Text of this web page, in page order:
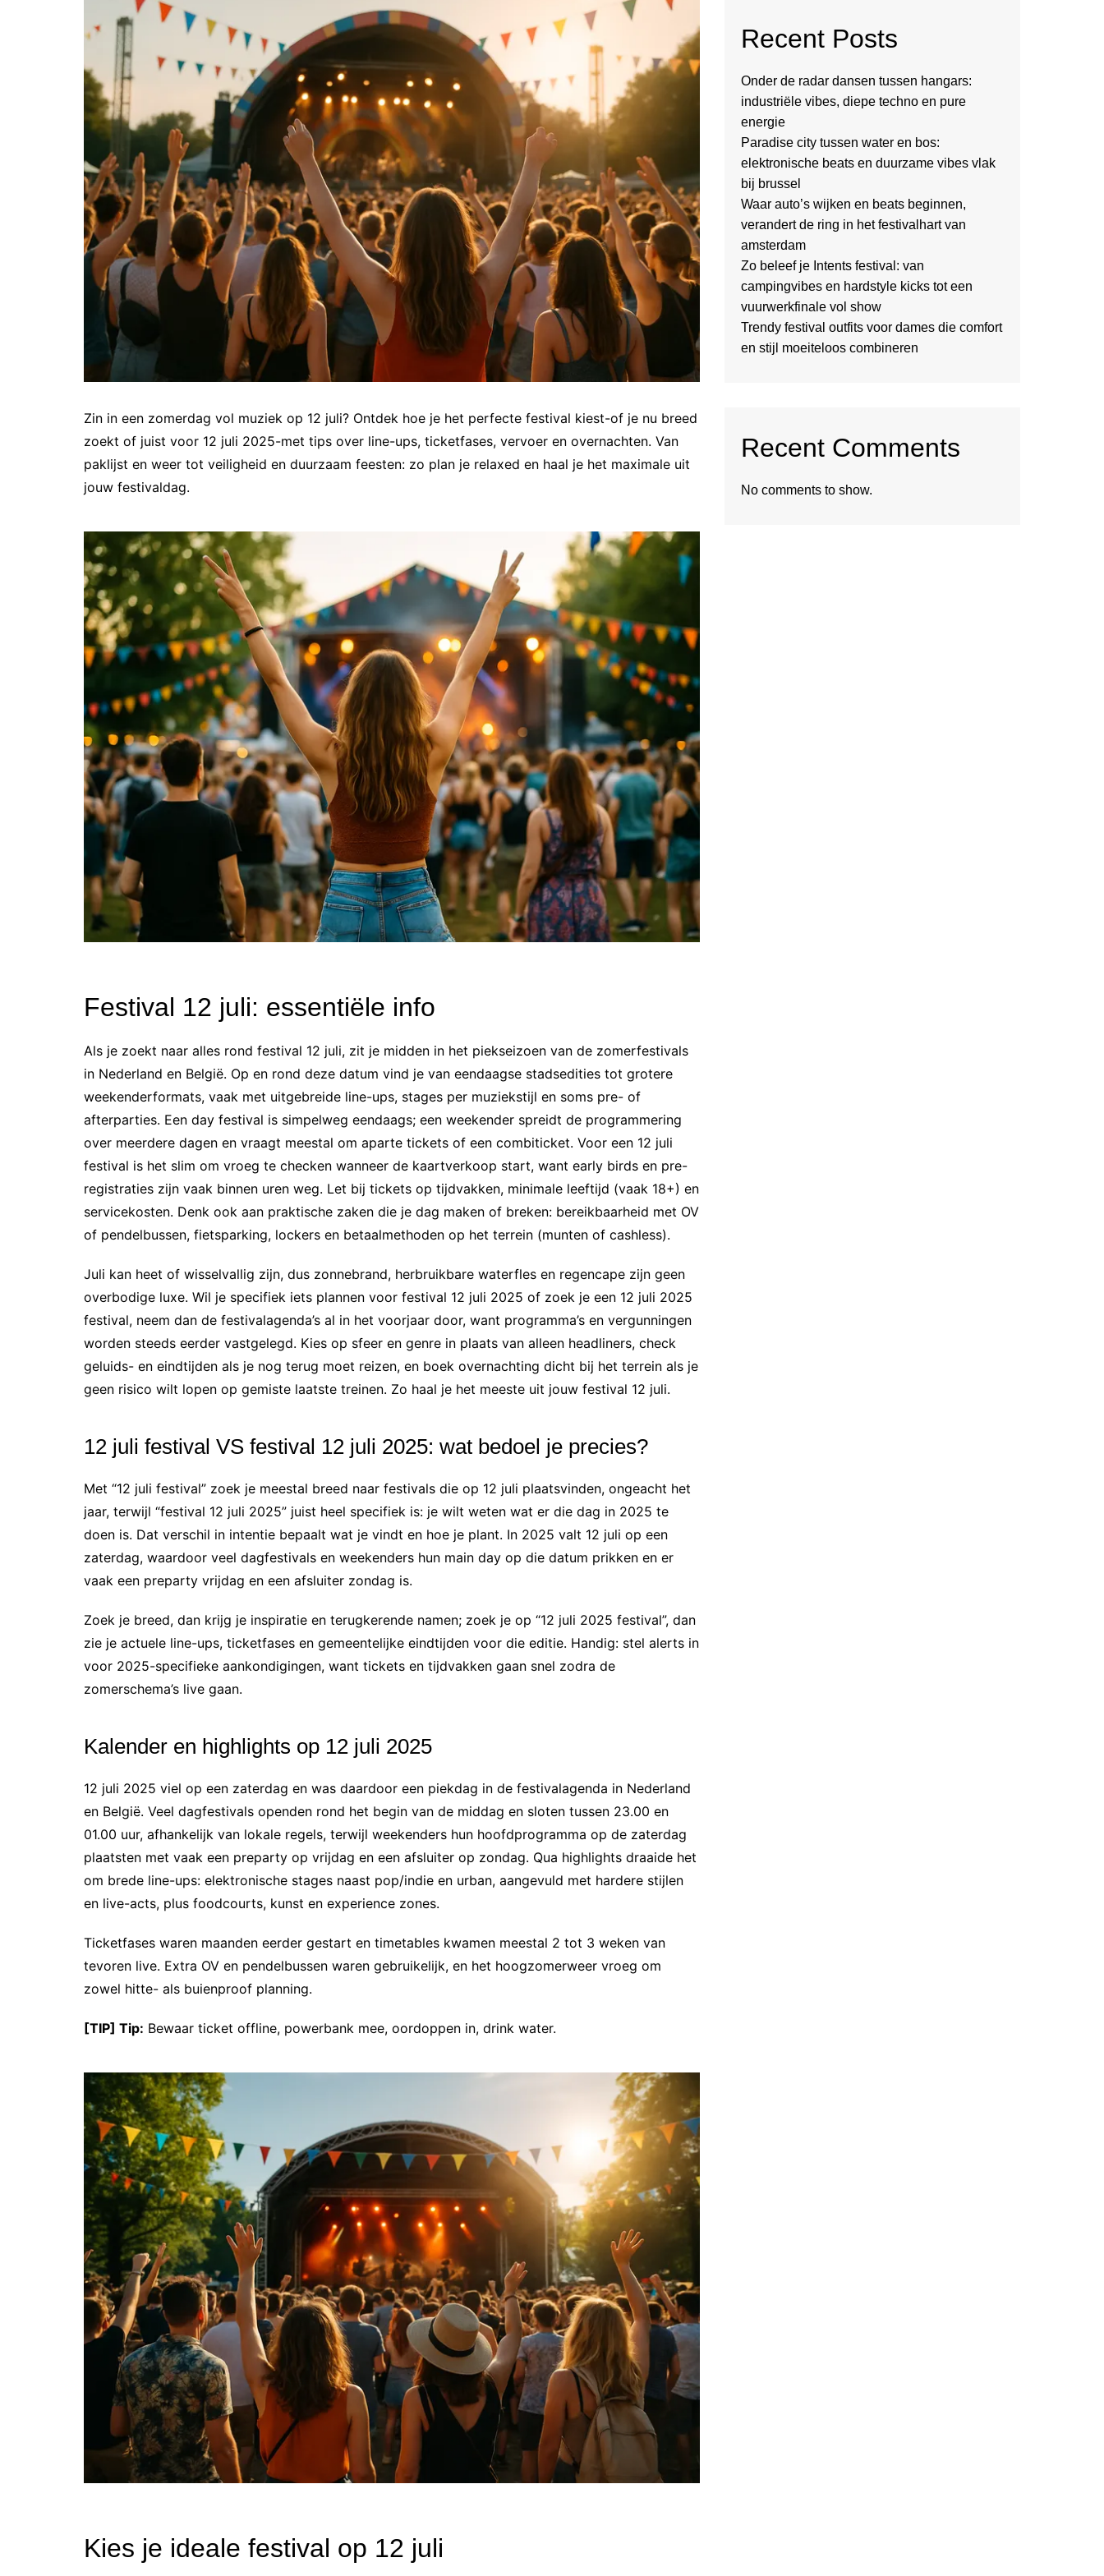
Zin in een zomerdag vol muziek op 12 juli? Ontdek hoe je het perfecte festival kiest-of je nu breed
zoekt of juist voor 12 juli 2025-met tips over line-ups, ticketfases, vervoer en overnachten. Van
paklijst en weer tot veiligheid en duurzaam feesten: zo plan je relaxed en haal je het maximale uit
jouw festivaldag.
Festival 12 juli: essentiële info
Als je zoekt naar alles rond festival 12 juli, zit je midden in het piekseizoen van de zomerfestivals
in Nederland en België. Op en rond deze datum vind je van eendaagse stadsedities tot grotere
weekenderformats, vaak met uitgebreide line-ups, stages per muziekstijl en soms pre- of
afterparties. Een day festival is simpelweg eendaags; een weekender spreidt de programmering
over meerdere dagen en vraagt meestal om aparte tickets of een combiticket. Voor een 12 juli
festival is het slim om vroeg te checken wanneer de kaartverkoop start, want early birds en pre-
registraties zijn vaak binnen uren weg. Let bij tickets op tijdvakken, minimale leeftijd (vaak 18+) en
servicekosten. Denk ook aan praktische zaken die je dag maken of breken: bereikbaarheid met OV
of pendelbussen, fietsparking, lockers en betaalmethoden op het terrein (munten of cashless).
Juli kan heet of wisselvallig zijn, dus zonnebrand, herbruikbare waterfles en regencape zijn geen
overbodige luxe. Wil je specifiek iets plannen voor festival 12 juli 2025 of zoek je een 12 juli 2025
festival, neem dan de festivalagenda’s al in het voorjaar door, want programma’s en vergunningen
worden steeds eerder vastgelegd. Kies op sfeer en genre in plaats van alleen headliners, check
geluids- en eindtijden als je nog terug moet reizen, en boek overnachting dicht bij het terrein als je
geen risico wilt lopen op gemiste laatste treinen. Zo haal je het meeste uit jouw festival 12 juli.
12 juli festival VS festival 12 juli 2025: wat bedoel je precies?
Met “12 juli festival” zoek je meestal breed naar festivals die op 12 juli plaatsvinden, ongeacht het
jaar, terwijl “festival 12 juli 2025” juist heel specifiek is: je wilt weten wat er die dag in 2025 te
doen is. Dat verschil in intentie bepaalt wat je vindt en hoe je plant. In 2025 valt 12 juli op een
zaterdag, waardoor veel dagfestivals en weekenders hun main day op die datum prikken en er
vaak een preparty vrijdag en een afsluiter zondag is.
Zoek je breed, dan krijg je inspiratie en terugkerende namen; zoek je op “12 juli 2025 festival”, dan
zie je actuele line-ups, ticketfases en gemeentelijke eindtijden voor die editie. Handig: stel alerts in
voor 2025-specifieke aankondigingen, want tickets en tijdvakken gaan snel zodra de
zomerschema’s live gaan.
Kalender en highlights op 12 juli 2025
12 juli 2025 viel op een zaterdag en was daardoor een piekdag in de festivalagenda in Nederland
en België. Veel dagfestivals openden rond het begin van de middag en sloten tussen 23.00 en
01.00 uur, afhankelijk van lokale regels, terwijl weekenders hun hoofdprogramma op de zaterdag
plaatsten met vaak een preparty op vrijdag en een afsluiter op zondag. Qua highlights draaide het
om brede line-ups: elektronische stages naast pop/indie en urban, aangevuld met hardere stijlen
en live-acts, plus foodcourts, kunst en experience zones.
Ticketfases waren maanden eerder gestart en timetables kwamen meestal 2 tot 3 weken van
tevoren live. Extra OV en pendelbussen waren gebruikelijk, en het hoogzomerweer vroeg om
zowel hitte- als buienproof planning.
[TIP] Tip: Bewaar ticket offline, powerbank mee, oordoppen in, drink water.
Kies je ideale festival op 12 juli
Recent Posts
Onder de radar dansen tussen hangars:
industriële vibes, diepe techno en pure
energie
Paradise city tussen water en bos:
elektronische beats en duurzame vibes vlak
bij brussel
Waar auto’s wijken en beats beginnen,
verandert de ring in het festivalhart van
amsterdam
Zo beleef je Intents festival: van
campingvibes en hardstyle kicks tot een
vuurwerkfinale vol show
Trendy festival outfits voor dames die comfort
en stijl moeiteloos combineren
Recent Comments
No comments to show.